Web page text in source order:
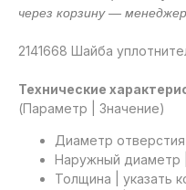
2141668 Шайба
Технические
(Параметр | Значение)
Диаметр отверстия
Наружный диаметр |
Толщина | указать